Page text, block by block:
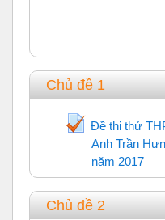
Chủ đề 1
Đề thi thử
Anh Trần
năm 2017
Trắc
Chủ đề 2